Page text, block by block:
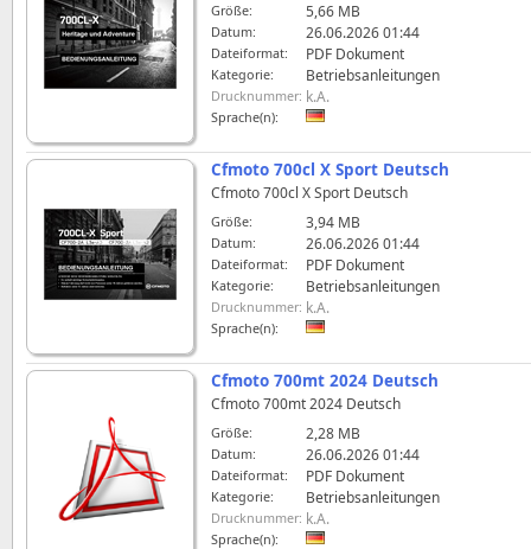
Größe: 5,66 MB
Datum: 26.06.2026 01:44
Dateiformat: PDF Dokument
Kategorie: Betriebsanleitungen
Drucknummer: k.A.
Sprache(n):
Cfmoto 700cl X Sport Deutsch
Cfmoto 700cl X Sport Deutsch
Größe: 3,94 MB
Datum: 26.06.2026 01:44
Dateiformat: PDF Dokument
Kategorie: Betriebsanleitungen
Drucknummer: k.A.
Sprache(n):
Cfmoto 700mt 2024 Deutsch
Cfmoto 700mt 2024 Deutsch
Größe: 2,28 MB
Datum: 26.06.2026 01:44
Dateiformat: PDF Dokument
Kategorie: Betriebsanleitungen
Drucknummer: k.A.
Sprache(n):